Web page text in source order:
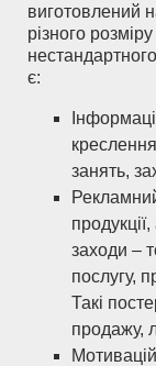
виготовлений
різного
є:
занять,
заходи –
послугу,
Такі
продажу,